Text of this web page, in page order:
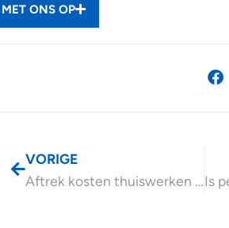
ONS OP
VORIGE
Aftrek kosten thuiswerken ook voor zzp’er?